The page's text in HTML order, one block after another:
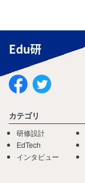
Edu研
カテゴリ
研修設計
EdTech
インタビュー